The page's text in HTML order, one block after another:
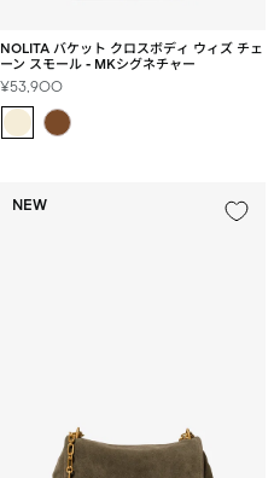
NOLITA バケット クロスボディ ウィズ チェ
ーン スモール - MKシグネチャー
セ
ー
ル
¥53,900
NEW